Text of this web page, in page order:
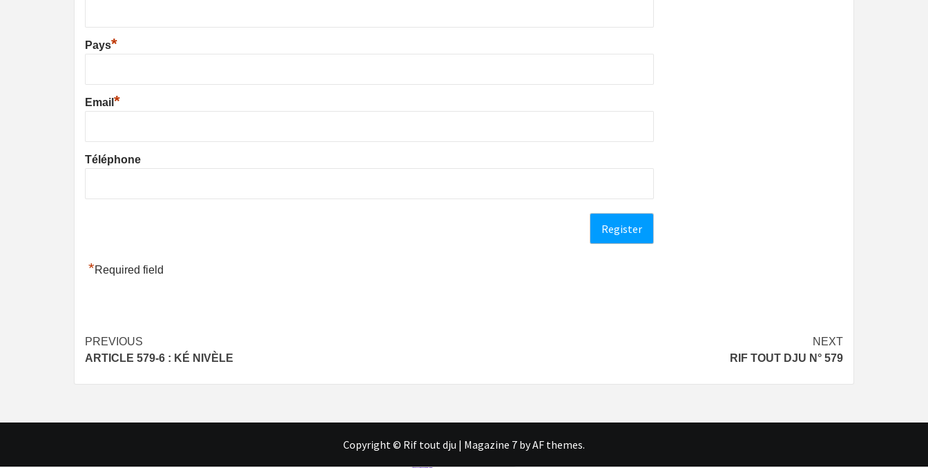
Pays*
Email *
Téléphone
*Required field
Post
navigation
PREVIOUS
ARTICLE 579-6 : KÉ NIVÈLE
NEXT
RIF TOUT DJU N° 579
Copyright © Rif tout dju | Magazine 7 by AF themes.